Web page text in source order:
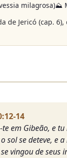
milagrosa)⛰️
de Jericó (cap.
14
te em Gibeão, e
sol se deteve, e
vingou de seus